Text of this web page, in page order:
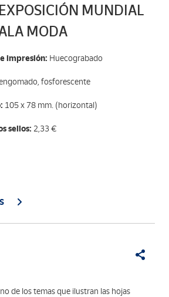
MUNDIAL
MODA
impresión: Huecograbado
fosforescente
105 x 78 mm. (horizontal)
sellos: 2,33 €
de los temas que ilustran las hojas